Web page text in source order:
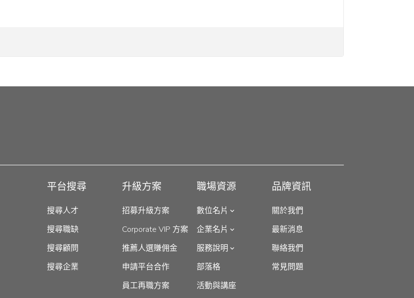
平台搜尋
搜尋人才
搜尋職缺
搜尋顧問
搜尋企業
升級方案
招募升級方案
Corporate VIP 方案
推薦人選賺佣金
申請平台合作
員工再職方案
職場資源
數位名片
企業名片
服務說明
部落格
活動與講座
品牌資訊
關於我們
最新消息
聯絡我們
常見問題